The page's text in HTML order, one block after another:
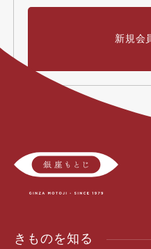
新規会
きものを知る